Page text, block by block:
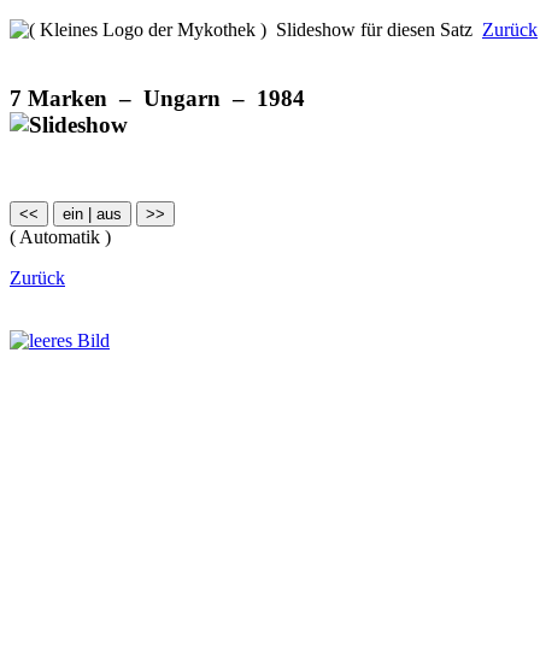
Slideshow für diesen Satz Zurück
7 Marken – Ungarn – 1984
( Automatik )
Zurück